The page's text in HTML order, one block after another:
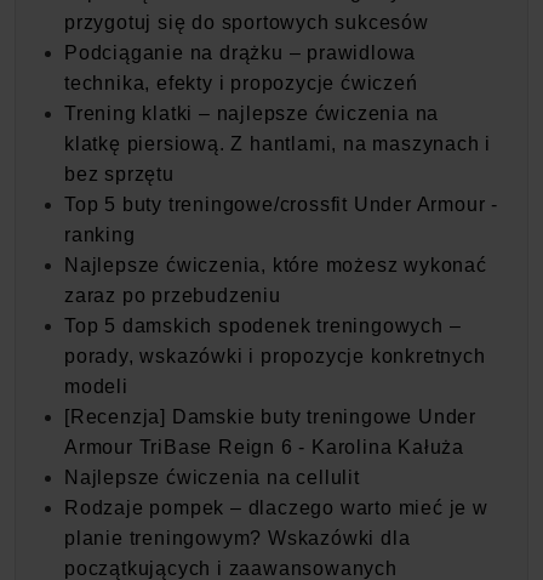
przygotuj się do sportowych sukcesów
Podciąganie na drążku – prawidlowa
technika, efekty i propozycje ćwiczeń
Trening klatki – najlepsze ćwiczenia na
klatkę piersiową. Z hantlami, na maszynach i
bez sprzętu
Top 5 buty treningowe/crossfit Under Armour -
ranking
Najlepsze ćwiczenia, które możesz wykonać
zaraz po przebudzeniu
Top 5 damskich spodenek treningowych –
porady, wskazówki i propozycje konkretnych
modeli
[Recenzja] Damskie buty treningowe Under
Armour TriBase Reign 6 - Karolina Kałuża
Najlepsze ćwiczenia na cellulit
Rodzaje pompek – dlaczego warto mieć je w
planie treningowym? Wskazówki dla
początkujących i zaawansowanych